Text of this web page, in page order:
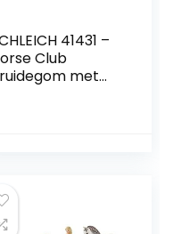
41431 –
Club
met